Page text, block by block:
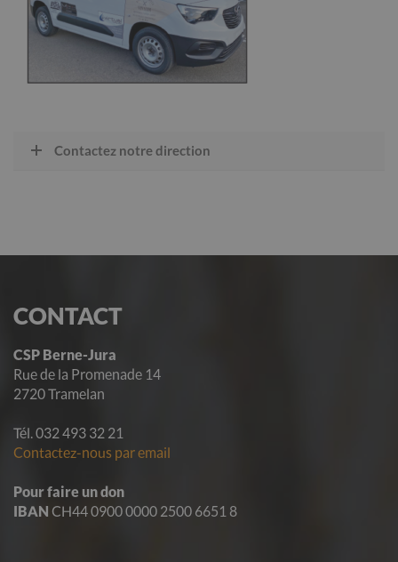
Contactez notre direction
CONTACT
CSP Berne-Jura
Rue de la Promenade 14
2720 Tramelan
Tél. 032 493 32 21
Contactez-nous par email
Pour faire un don
IBAN CH44 0900 0000 2500 6651 8